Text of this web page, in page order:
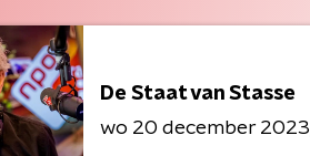
De Staat van Stasse
wo 20 december 2023